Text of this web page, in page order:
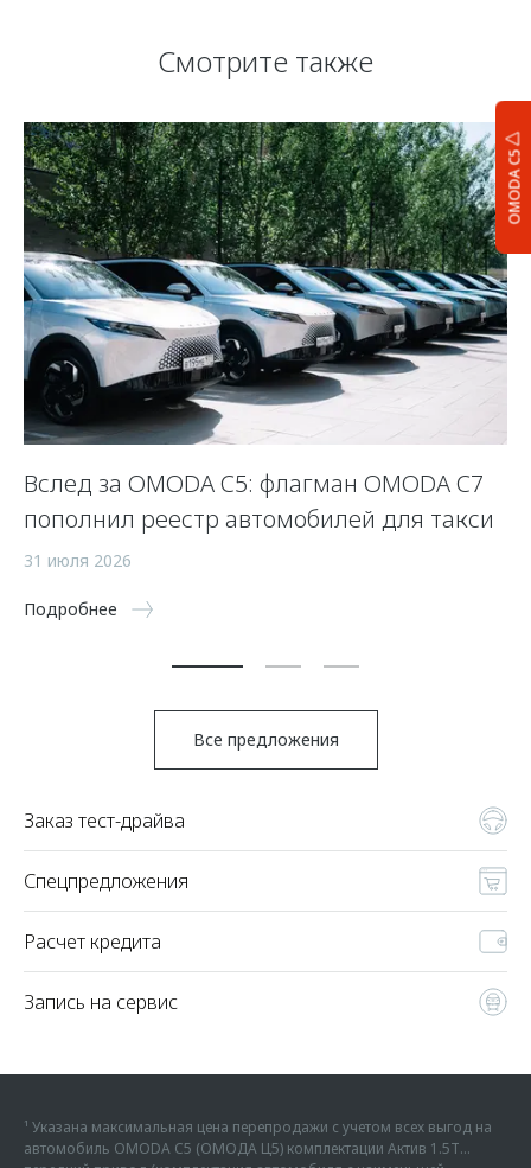
OMODA C5
Смотрите также
Вслед за OMODA C5: флагман OMODA C7
пополнил реестр автомобилей для такси
31 июля 2026
Подробнее
Все предложения
Заказ тест-драйва
Спецпредложения
Расчет кредита
Запись на сервис
¹ Указана максимальная цена перепродажи с учетом всех выгод на
автомобиль OMODA C5 (ОМОДА Ц5) комплектации Актив 1.5Т